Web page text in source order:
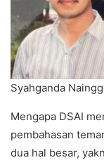
Syahganda
Mengapa DSAI
pembahasan
dua hal besar,